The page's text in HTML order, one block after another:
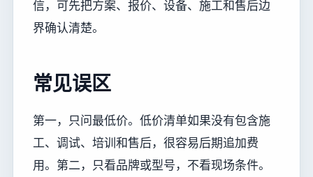
信，可先把方案、报价、设备、施工和售后边
界确认清楚。
常见误区
第一，只问最低价。低价清单如果没有包含施
工、调试、培训和售后，很容易后期追加费
用。第二，只看品牌或型号，不看现场条件。